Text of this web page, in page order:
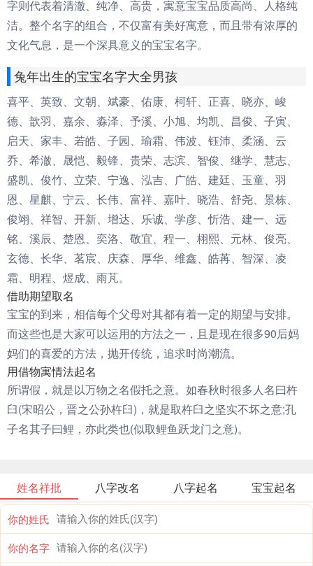
字则代表着清澈、纯净、高贵，寓意宝宝品质高尚、人格纯
洁。整个名字的组合，不仅富有美好寓意，而且带有浓厚的
文化气息，是一个深具意义的宝宝名字。
兔年出生的宝宝名字大全男孩
喜平、英致、文朝、斌豪、佑康、柯轩、正喜、晓亦、峻
德、歆羽、嘉余、淼泽、予溪、小旭、均凯、昌俊、子寅、
启天、家丰、若皓、子园、瑜霜、伟波、钰沛、柔涵、云
乔、希澈、晟恺、毅锋、贵荣、志滨、智俊、继学、慧志、
盛凯、俊竹、立荣、宁逸、泓吉、广皓、建廷、玉童、羽
恩、星麒、宁云、长伟、富祥、嘉叶、晓浩、舒尧、景栋、
俊翊、祥智、开新、增达、乐诚、学彦、忻浩、建一、远
铭、溪辰、楚恩、奕洛、敬宜、程一、栩熙、元林、俊亮、
玄德、长华、茗宸、庆森、厚华、维鑫、皓苒、智深、凌
霜、明程、煜成、雨芃。
借助期望取名
宝宝的到来，相信每个父母对其都有着一定的期望与安排。
而这些也是大家可以运用的方法之一，且是现在很多90后妈
妈们的喜爱的方法，抛开传统，追求时尚潮流。
用借物寓情法起名
所谓假，就是以万物之名假托之意。如春秋时很多人名曰杵
臼(宋昭公，晋之公孙杵臼)，就是取杵臼之坚实不坏之意;孔
子名其子曰鲤，亦此类也(似取鲤鱼跃龙门之意)。
姓名祥批 八字改名 八字起名 宝宝起名
你的姓氏
你的名字